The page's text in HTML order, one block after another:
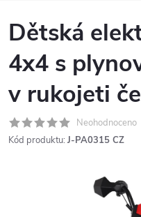
Dětská
4x4 s
v rukojeti
Neohodnoceno
Kód produktu: J-PA0315 CZ